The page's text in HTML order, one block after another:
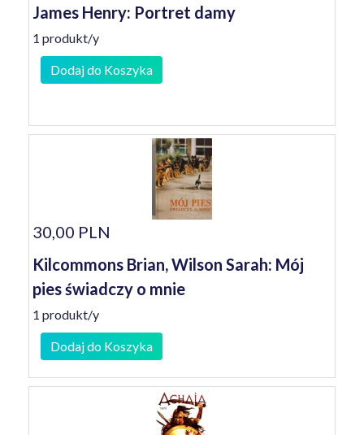
James Henry: Portret damy
1 produkt/y
Dodaj do Koszyka
30,00 PLN
Kilcommons Brian, Wilson Sarah: Mój
pies świadczy o mnie
1 produkt/y
Dodaj do Koszyka